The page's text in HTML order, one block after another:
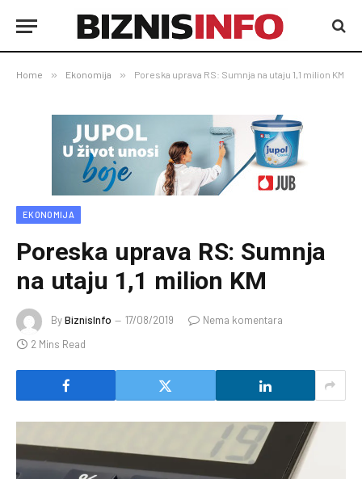
Home » Ekonomija » Poreska uprava RS: Sumnja na utaju 1,1 milion KM
EKONOMIJA
Poreska uprava RS: Sumnja
na utaju 1,1 milion KM
ByBiznisInfo 17/08/2019
Nema komentara
2 Mins Read